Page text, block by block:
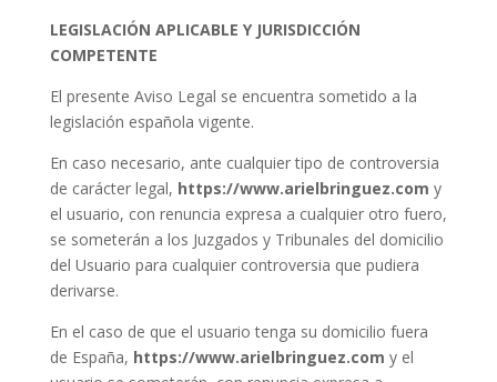
LEGISLACIÓN APLICABLE Y JURISDICCIÓN
COMPETENTE
El presente Aviso Legal se encuentra sometido a la
legislación española vigente.
En caso necesario, ante cualquier tipo de controversia
de carácter legal, https://www.arielbringuez.com y
el usuario, con renuncia expresa a cualquier otro fuero,
se someterán a los Juzgados y Tribunales del domicilio
del Usuario para cualquier controversia que pudiera
derivarse.
En el caso de que el usuario tenga su domicilio fuera
de España, https://www.arielbringuez.com y el